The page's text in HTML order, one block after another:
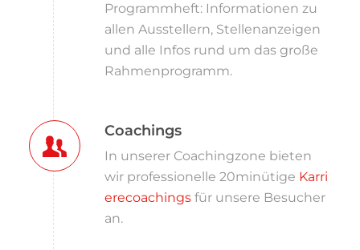
Programmheft: Informationen zu
allen Ausstellern, Stellenanzeigen
und alle Infos rund um das große
Rahmenprogramm.
Coachings
In unserer Coachingzone bieten
wir professionelle 20minütige Karri
erecoachingsfür unsere Besucher
an.